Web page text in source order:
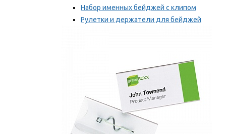
Набор именных бейджей с клипом
Рулетки и держатели для бейджей